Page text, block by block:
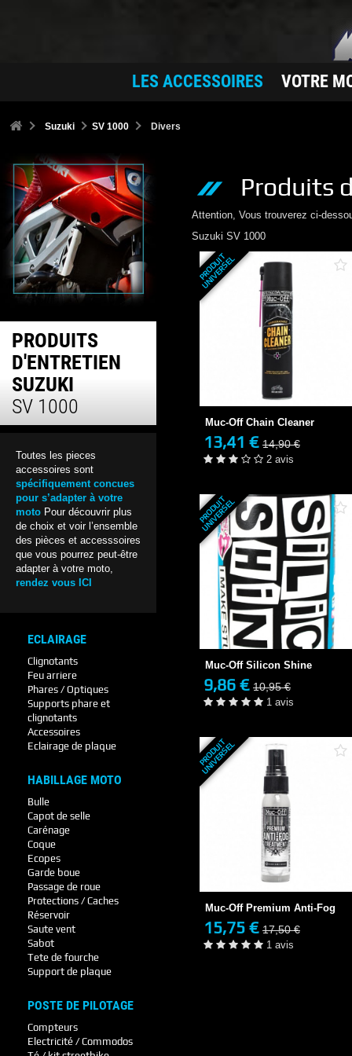
LES ACCESSOIRES VOTRE
Suzuki SV 1000 Divers
PRODUITS
D'ENTRETIEN
SUZUKI
SV 1000
Toutes les pieces
accessoires sont
spécifiquement concues
pour s’adapter à votre
moto Pour découvrir plus
de choix et voir l’ensemble
des pièces et accesssoires
que vous pourrez peut-être
adapter à votre moto,
rendez vous ICI
ECLAIRAGE
Clignotants
Feu arriere
Phares / Optiques
Supports phare et
clignotants
Accessoires
Eclairage de plaque
HABILLAGE MOTO
Bulle
Capot de selle
Carénage
Coque
Ecopes
Garde boue
Passage de roue
Protections / Caches
Réservoir
Saute vent
Sabot
Tete de fourche
Support de plaque
POSTE DE PILOTAGE
Compteurs
Electricité / Commodos
Produits
Attention, Vous trouverez ci-
Suzuki SV 1000
P
R
O
D
U
I
T
U
N
I
V
E
R
S
E
L
Muc-Off Chain Cleaner
13,41 € 14,90 €
14,90 €
3-4 JOURS
2 avis
+ DE DÉTAILS
2 avis
P
R
O
D
U
I
T
U
N
I
V
E
R
S
E
L
Muc-Off Silicon Shine
9,86 € 10,95 €
Muc-Off Silicon Shine
9,86 €10,95 €
EN STOCK
1 avis
+ DE DÉTAILS
1 avis
P
R
O
D
U
I
T
U
N
I
V
E
R
S
E
L
Muc-Off Premium Anti-Fog
15,75 € 17,50 €
Muc-Off Premium Anti-Fog
15,75 €17,50 €
EN STOCK
1 avis
+ DE DÉTAILS
1 avis